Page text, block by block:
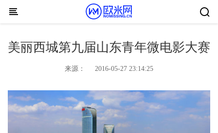
Skip to content
美丽西城第九届山东青年微电影大赛
来源： 2016-05-27 23:14:25